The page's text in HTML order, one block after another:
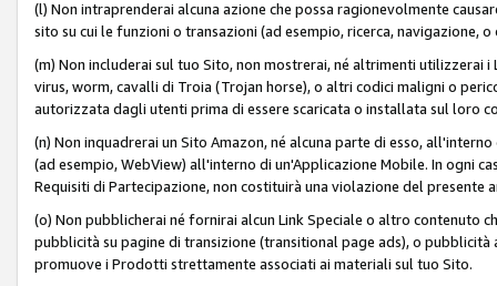
(l) Non intraprenderai alcuna azione che possa ragionevolmente
sito su cui le funzioni o transazioni (ad esempio, ricerca, navigazione,
(m) Non includerai sul tuo Sito, non mostrerai, né altrimenti utilizzerai
virus, worm, cavalli di Troia (Trojan horse), o altri codici maligni o
autorizzata dagli utenti prima di essere scaricata o installata sul loro
(n) Non inquadrerai un Sito Amazon, né alcuna parte di esso,
(ad esempio, WebView) all'interno di un'Applicazione Mobile. In ogni
Requisiti di Partecipazione, non costituirà una violazione del presente
(o) Non pubblicherai né fornirai alcun Link Speciale o altro contenuto
pubblicità su pagine di transizione (transitional page ads), o
promuove i Prodotti strettamente associati ai materiali sul tuo Sito.